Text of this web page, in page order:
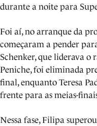
durante a noite para
Foi aí, no arranque da
começaram a pender
Schenker, que liderava o
Peniche, foi eliminada
final, enquanto Teresa
frente para as meias-
Nessa fase, Filipa